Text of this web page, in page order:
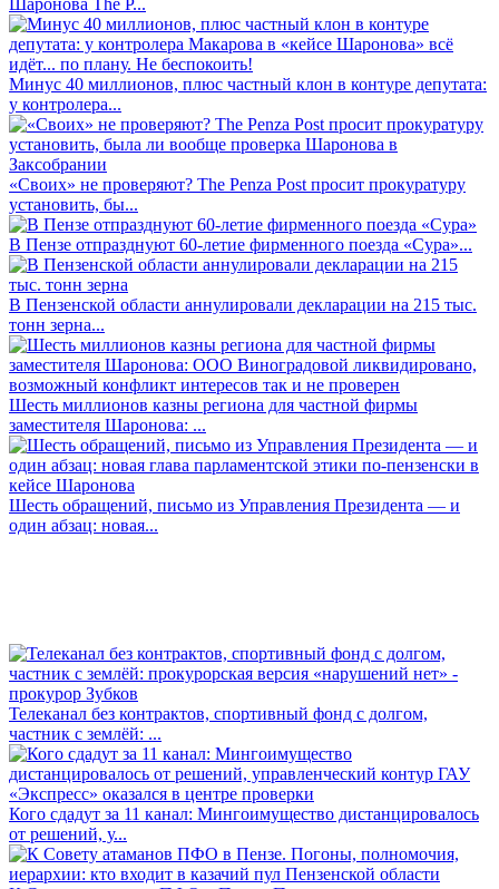
Шаронова The P...
Минус 40 миллионов, плюс частный клон в контуре депутата:
у контролера...
«Своих» не проверяют? The Penza Post просит прокуратуру
установить, бы...
В Пензе отпразднуют 60-летие фирменного поезда «Сура»...
В Пензенской области аннулировали декларации на 215 тыс.
тонн зерна...
Шесть миллионов казны региона для частной фирмы
заместителя Шаронова: ...
Шесть обращений, письмо из Управления Президента — и
один абзац: новая...
Телеканал без контрактов, спортивный фонд с долгом,
частник с землёй: ...
Кого сдадут за 11 канал: Мингоимущество дистанцировалось
от решений, у...